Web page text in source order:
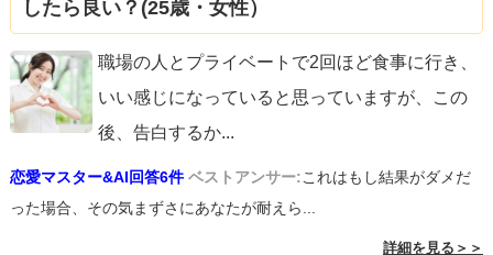
したら良い？(25歳・女性）
職場の人とプライベートで2回ほど食事に行き、
いい感じになっていると思っていますが、この
後、告白するか...
恋愛マスター&AI回答6件 ベストアンサー:これはもし結果がダメだ
った場合、その気まずさにあなたが耐えら...
詳細を見る＞＞